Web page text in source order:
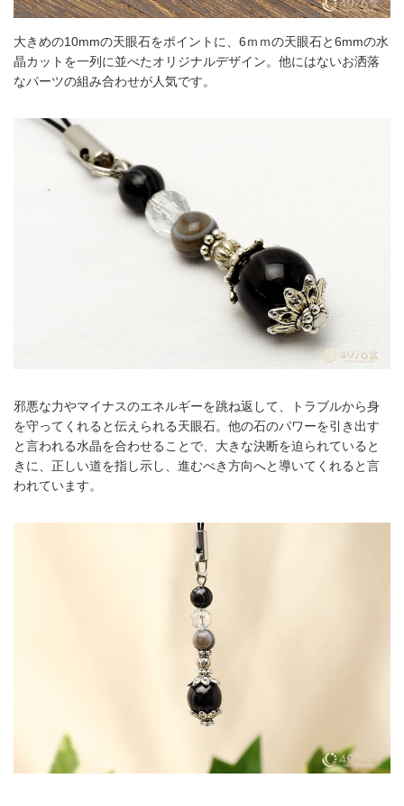
大きめの10mmの天眼石をポイントに、6ｍｍの天眼石と6mmの水
晶カットを一列に並べたオリジナルデザイン。他にはないお洒落
なパーツの組み合わせが人気です。
邪悪な力やマイナスのエネルギーを跳ね返して、トラブルから身
を守ってくれると伝えられる天眼石。他の石のパワーを引き出す
と言われる水晶を合わせることで、大きな決断を迫られていると
きに、正しい道を指し示し、進むべき方向へと導いてくれると言
われています。